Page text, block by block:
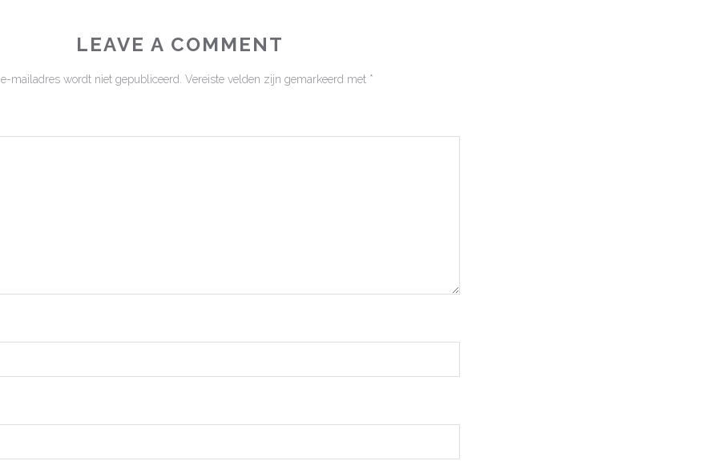
LEAVE A COMMENT
mailadres wordt niet gepubliceerd. Vereiste velden zijn gemarkeerd met *